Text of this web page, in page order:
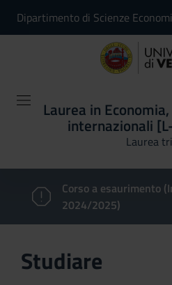
Dipartimento di Scienze
Laurea in
internazionali
Laurea
Corso a esaurimento
2024/2025)
Studiare